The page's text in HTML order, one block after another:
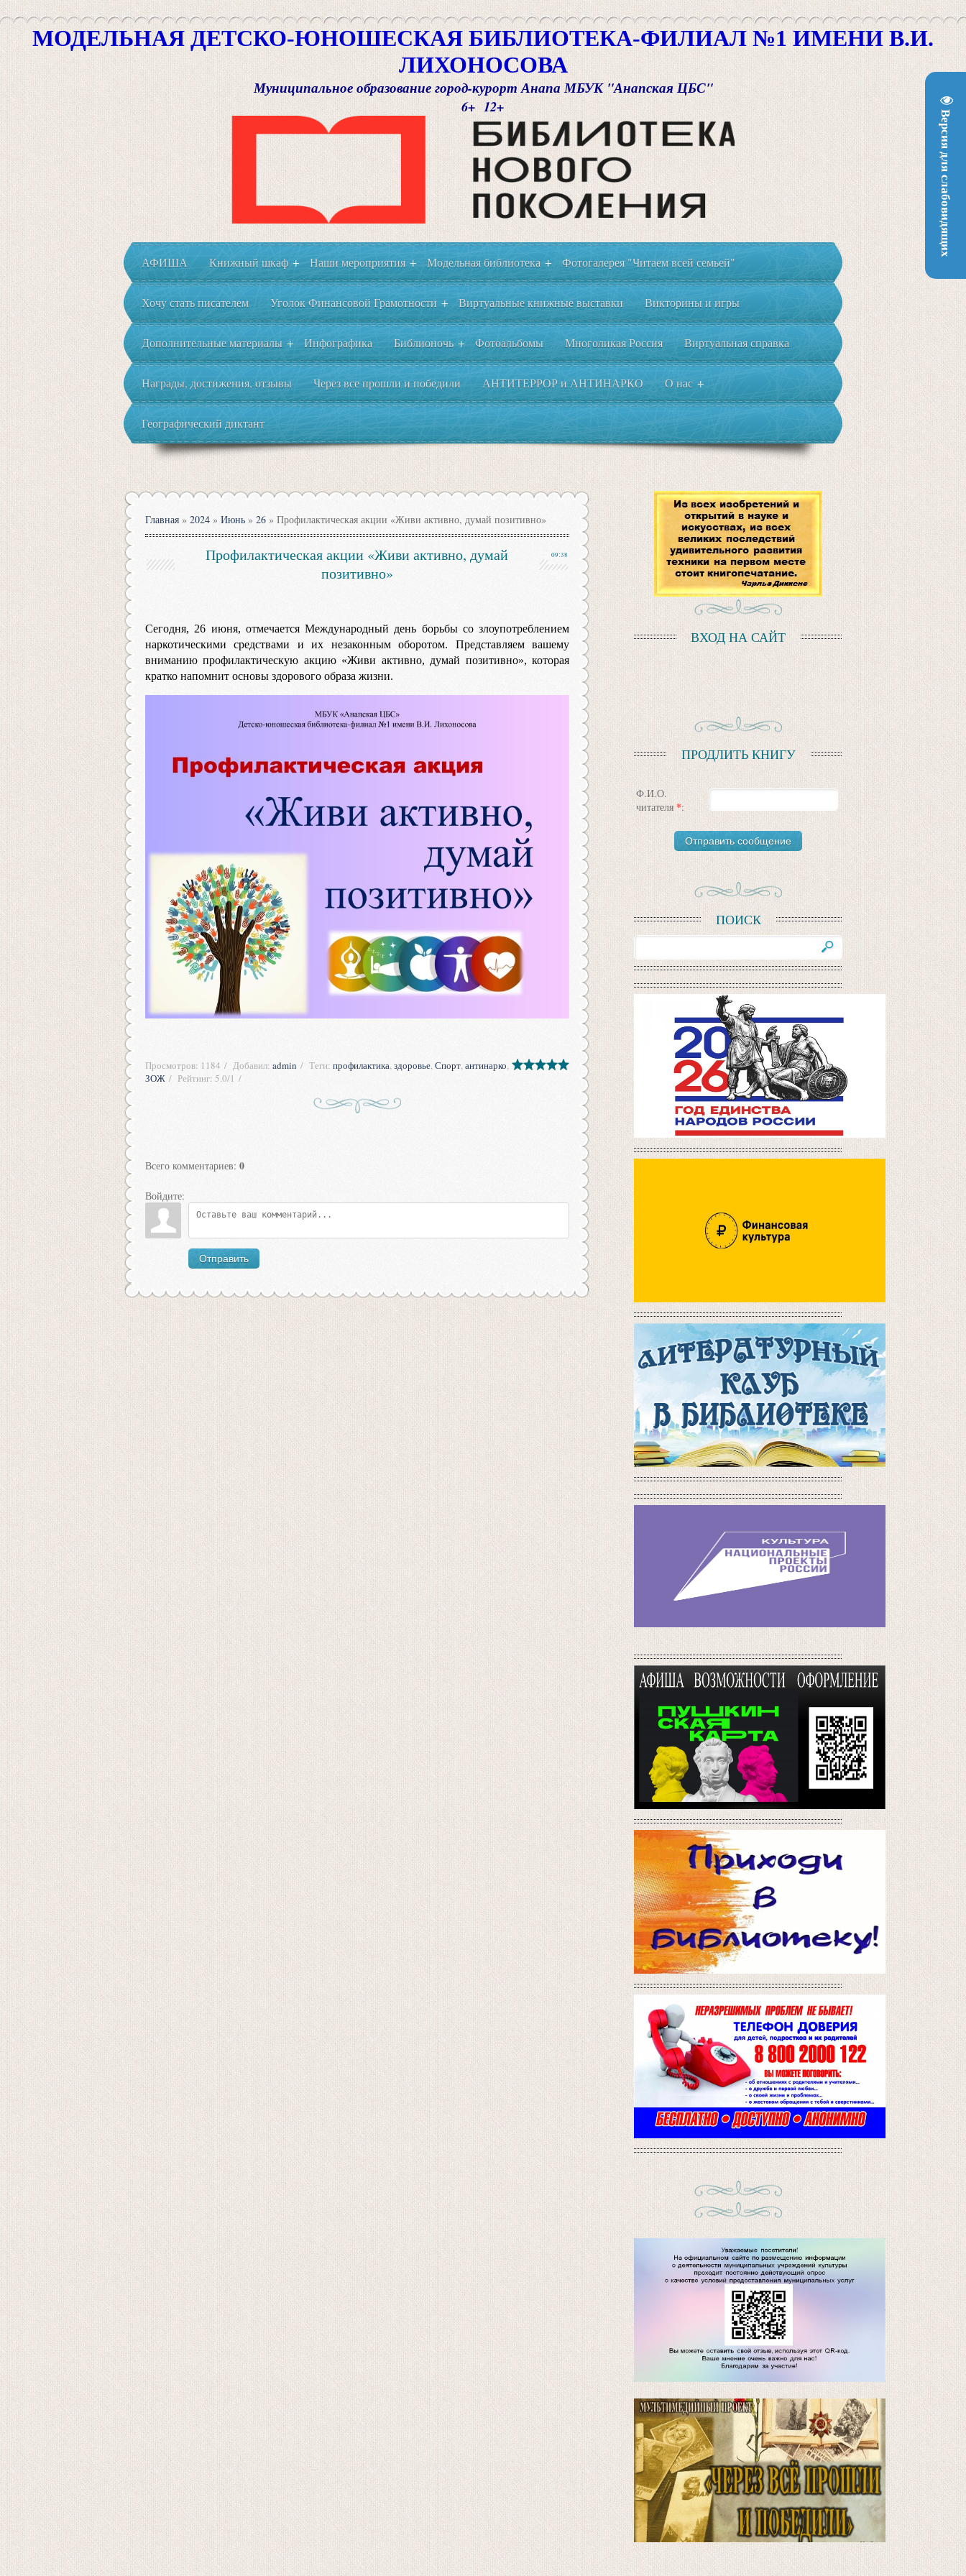
Версия для слабовидящих
МОДЕЛЬНАЯ ДЕТСКО-ЮНОШЕСКАЯ БИБЛИОТЕКА-ФИЛИАЛ №1 ИМЕНИ В.И.
ЛИХОНОСОВА
Муниципальное образование город-курорт Анапа МБУК "Анапская ЦБС"
6+ 12+
АФИША Книжный шкаф + Наши мероприятия + Модельная библиотека + Фотогалерея "Читаем всей семьей"
Хочу стать писателем Уголок Финансовой Грамотности + Виртуальные книжные выставки Викторины и игры
Дополнительные материалы + Инфографика Библионочь + Фотоальбомы Многоликая Россия Виртуальная справка
Награды, достижения, отзывы Через все прошли и победили АНТИТЕРРОР и АНТИНАРКО О нас +
Географический диктант
Главная » 2024 » Июнь » 26 » Профилактическая акции «Живи активно, думай позитивно»
09:38
Профилактическая акции «Живи активно, думай
позитивно»
Сегодня, 26 июня, отмечается Международный день борьбы со злоупотреблением
наркотическими средствами и их незаконным оборотом. Представляем вашему
вниманию профилактическую акцию «Живи активно, думай позитивно», которая
кратко напомнит основы здорового образа жизни.
Просмотров: 1184 Добавил: admin Теги: профилактика,здоровье,Спорт,антинарко,
ЗОЖ
Рейтинг: 5.0/1
Всего комментариев: 0
Войдите:
Отправить
ВХОД НА САЙТ
ПРОДЛИТЬ КНИГУ
Ф.И.О.
читателя *:
ПОИСК